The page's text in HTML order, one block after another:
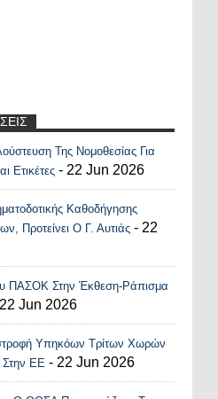
Recent Posts Widget
Της Νομοθεσίας Για
Ετικέτες - 22 Jun 2026
Καθοδήγησης
Προτείνει Ο Γ. Αυτιάς - 22
ΠΑΣΟΚ Στην Έκθεση-Ράπισμα
Jun 2026
Υπηκόων Τρίτων Χωρών
Στην ΕΕ - 22 Jun 2026